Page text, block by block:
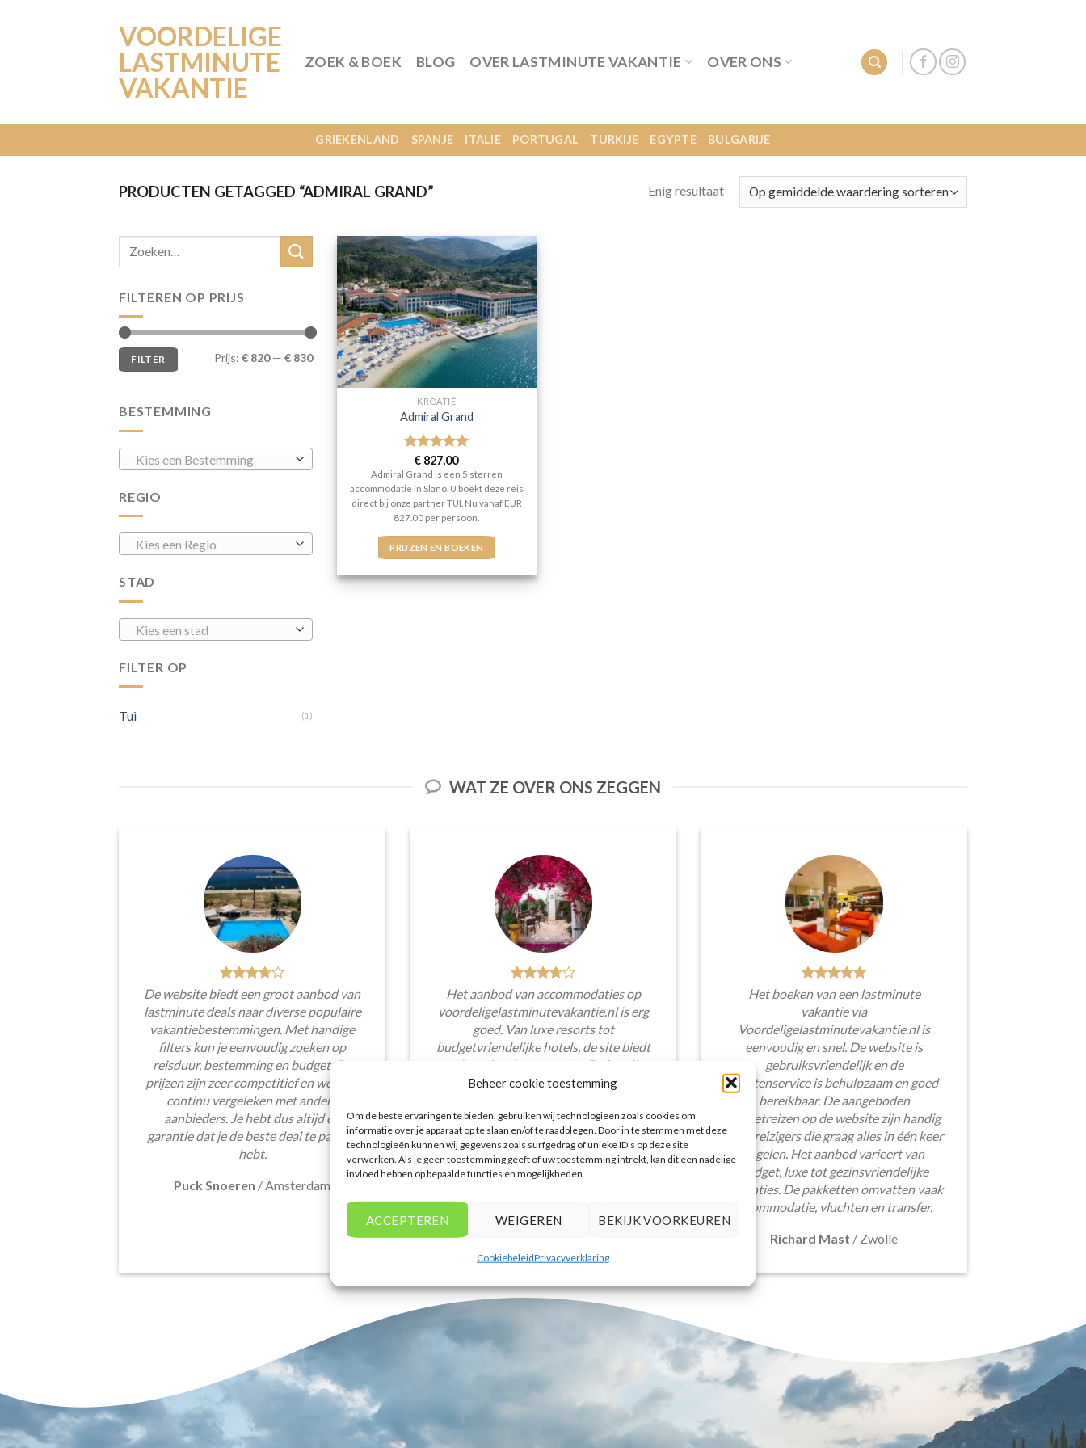
Beheer cookie toestemming
Om de beste ervaringen te bieden, gebruiken wij technologieën zoals cookies om
informatie over je apparaat op te slaan en/of te raadplegen. Door in te stemmen met deze
technologieën kunnen wij gegevens zoals surfgedrag of unieke ID's op deze site
verwerken. Als je geen toestemming geeft of uw toestemming intrekt, kan dit een nadelige
invloed hebben op bepaalde functies en mogelijkheden.
ACCEPTEREN WEIGEREN BEKIJK VOORKEUREN
CookiebeleidPrivacyverklaring
VOORDELIGE
LASTMINUTE
VAKANTIE
ZOEK & BOEK BLOG OVER LASTMINUTE VAKANTIE OVER ONS
GRIEKENLAND SPANJE ITALIE PORTUGAL TURKIJE EGYPTE BULGARIJE
PRODUCTEN GETAGGED “ADMIRAL GRAND” Enig resultaat
FILTEREN OP PRIJS
Min.
prijs
Max.
prijsFILTER Prijs: € 820— € 830
BESTEMMING
Kies een Bestemming
REGIO
Kies een Regio
STAD
Kies een stad
FILTER OP
Tui (1)
KROATIË
Admiral Grand
Gewaardeerd
5uit 5
€ 827,00
Admiral Grand is een 5 sterren
accommodatie in Slano. U boekt deze reis
direct bij onze partner TUI. Nu vanaf EUR
827.00 per persoon.
PRIJZEN EN BOEKEN
WAT ZE OVER ONS ZEGGEN
De website biedt een groot aanbod van
lastminute deals naar diverse populaire
vakantiebestemmingen. Met handige
filters kun je eenvoudig zoeken op
reisduur, bestemming en budget. De
prijzen zijn zeer competitief en worden
continu vergeleken met andere
aanbieders. Je hebt dus altijd de
garantie dat je de beste deal te pakken
hebt.
Puck Snoeren / Amsterdam
Het aanbod van accommodaties op
voordeligelastminutevakantie.nl is erg
goed. Van luxe resorts tot
budgetvriendelijke hotels, de site biedt
een breed scala aan opties. De handige
zoekfilters maakten het eenvoudig om
aansluiten bij mijn voorkeuren en
budget.
Tim Beukers/Tilburg
Het boeken van een lastminute
vakantie via
Voordeligelastminutevakantie.nl is
eenvoudig en snel. De website is
gebruiksvriendelijk en de
klantenservice is behulpzaam en goed
bereikbaar. De aangeboden
pakketreizen op de website zijn handig
voor reizigers die graag alles in één keer
regelen. Het aanbod varieert van
budget, luxe tot gezinsvriendelijke
vakanties. De pakketten omvatten vaak
accommodatie, vluchten en transfer.
Richard Mast / Zwolle